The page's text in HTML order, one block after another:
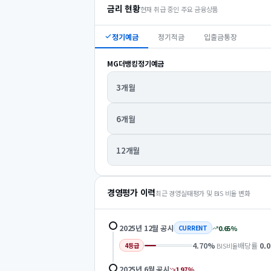
금리 현황현재 취급 중인 주요 금융상품
정기예금 정기적금 입출금통장
MG더뱅킹정기예금
3개월
6개월
12개월
경영평가 이력최근 경영실태평가 및 BIS 비율 변화
2025년 12월 공시 CURRENT 0.65%
4등급 4.70% BIS비율배당률
2025년 6월공시